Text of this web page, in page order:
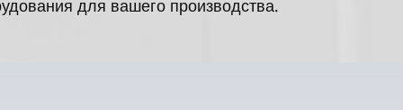
для вашего производства.